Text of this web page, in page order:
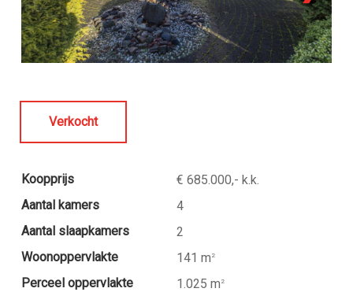
Verkocht
Koopprijs
€ 685.000,- k.k.
Aantal kamers
4
Aantal slaapkamers
2
Woonoppervlakte
141 m 2
Perceel oppervlakte 1.025 m 2